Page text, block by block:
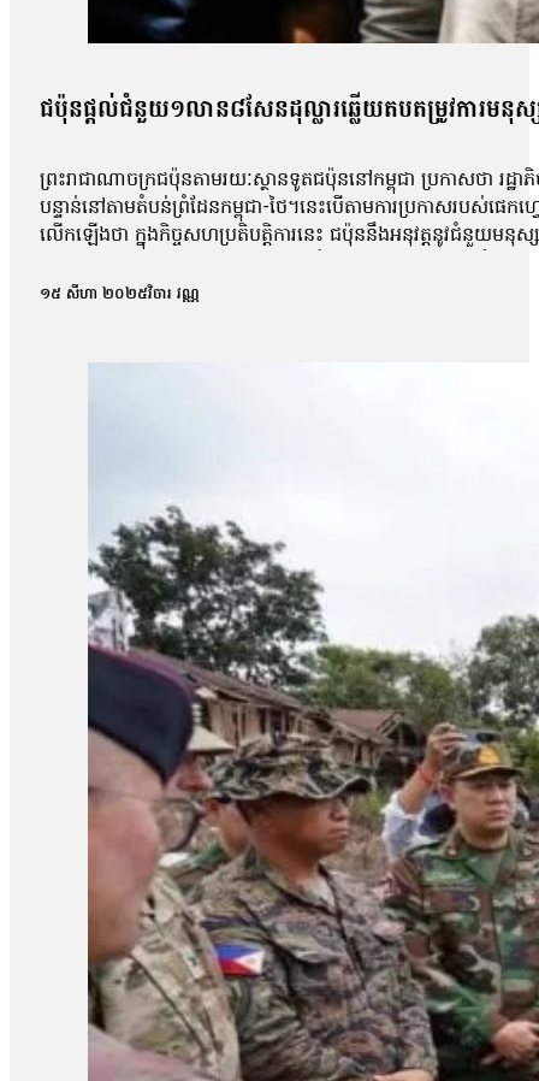
ជប៉ុន​ផ្ដល់​ជំនួយ​១លាន​៨សែន​ដុល្លារ​ឆ្លើយតប​តម្រូវការ​មនុ
ព្រះរាជាណាចក្រជប៉ុនតាមរយៈស្ថានទូតជប៉ុននៅកម្ពុជា ប្រកាសថា រ
បន្ទាន់នៅតាមតំបន់ព្រំដែនកម្ពុជា-ថៃ។នេះបើតាមការប្រកាសរបស់
លើកឡើងថា ក្នុងកិច្ចសហប្រតិបត្តិការនេះ ជប៉ុននឹងអនុវត្តនូវជំនួយមនុស្ស
ដើម្បីកាត់បន្ថយការលំបាករបស់អ្នកដែលរងគ្រោះ។ លោក អ៊ូអិណុ អាត់
គេហទំព័រសារព័ត៌មាន cambodianess.comកាលពីថ្ងៃទី១២ខែសីហ
20 ភាគរយនៃជំនួយអភិវឌ្ឍន៍ផ្លូវការសរុប (ODA) ដែលកម្ពុជាទទួល
១៥ សីហា ២០២៥វិចារ វណ្ណ